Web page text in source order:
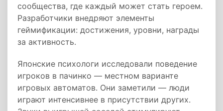
сообщества, где каждый может стать героем.
Разработчики внедряют элементы
геймификации: достижения, уровни, награды
за активность.
Японские психологи исследовали поведение
игроков в пачинко — местном варианте
игровых автоматов. Они заметили — люди
играют интенсивнее в присутствии других.